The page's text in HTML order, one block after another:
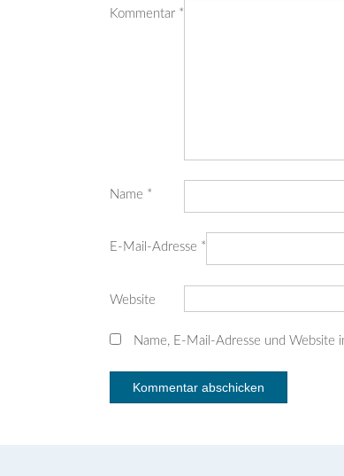
Kommentar *
Name *
E-Mail-Adresse *
Website
Name, E-Mail-Adresse und Website